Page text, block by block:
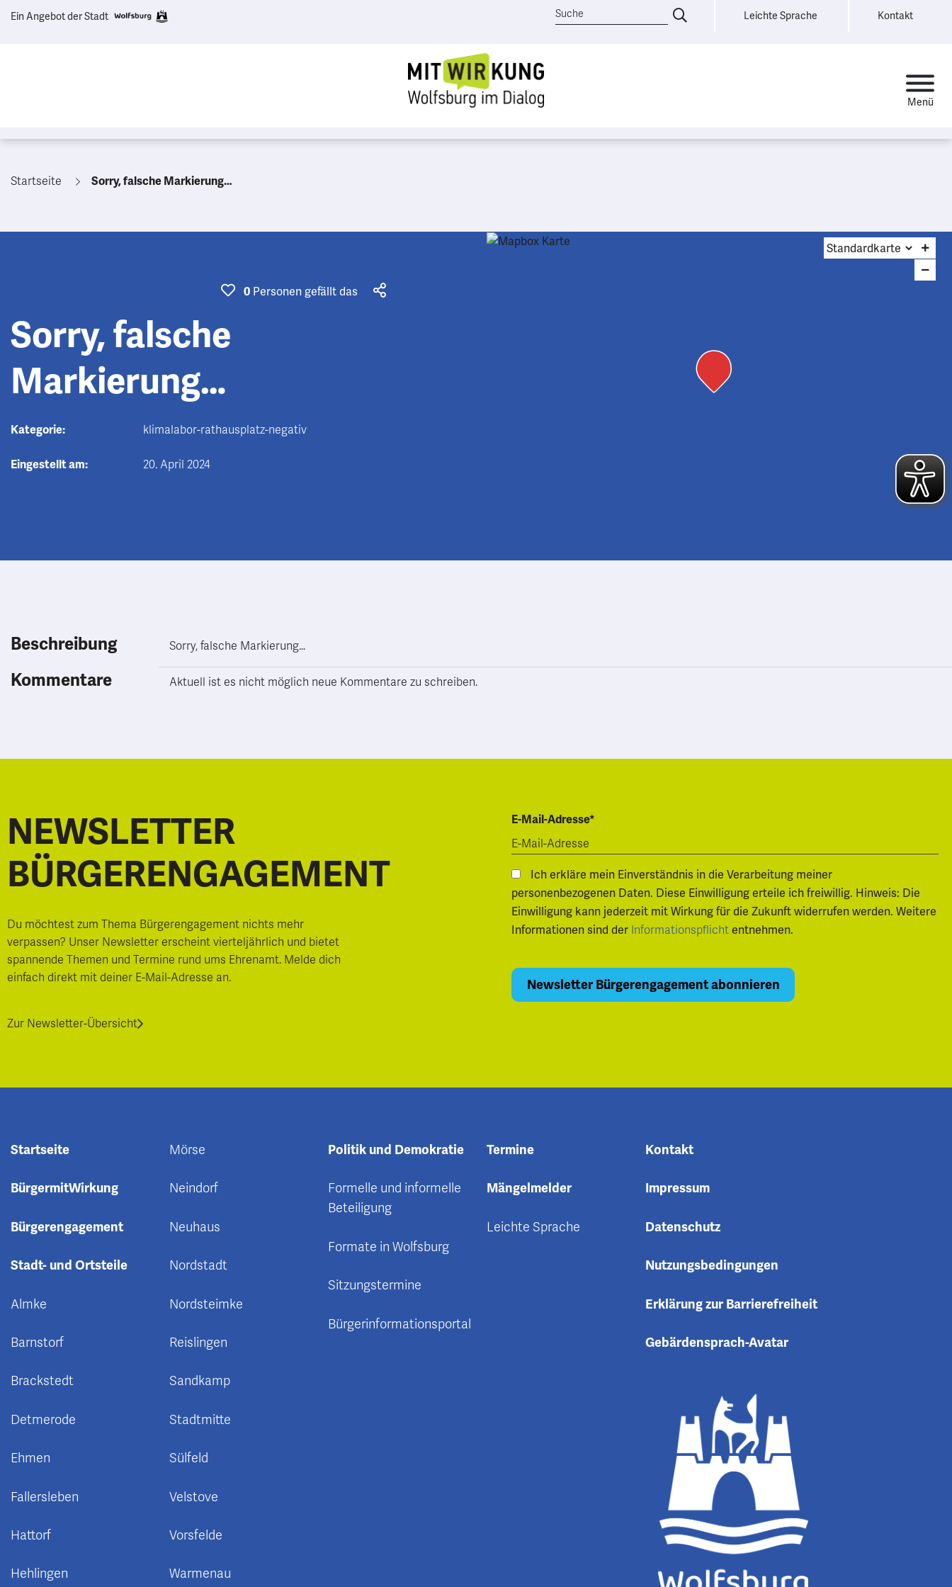
Ein Angebot der Stadt Leichte Sprache Kontakt
Startseite Sorry, falsche Markierung…
0 Personen gefällt das
Sorry, falsche
Markierung…
Kategorie: klimalabor-rathausplatz-negativ
Eingestellt am: 20. April 2024
Beschreibung Sorry, falsche Markierung…
Kommentare Aktuell ist es nicht möglich neue Kommentare zu schreiben.
NEWSLETTER
BÜRGERENGAGEMENT
Du möchtest zum Thema Bürgerengagement nichts mehr
verpassen? Unser Newsletter erscheint vierteljährlich und bietet
spannende Themen und Termine rund ums Ehrenamt. Melde dich
einfach direkt mit deiner E-Mail-Adresse an.
Zur Newsletter-Übersicht
E-Mail-Adresse*
Ich erkläre mein Einverständnis in die Verarbeitung meiner
personenbezogenen Daten. Diese Einwilligung erteile ich freiwillig. Hinweis: Die
Einwilligung kann jederzeit mit Wirkung für die Zukunft widerrufen werden. Weitere
Informationen sind der Informationspflicht entnehmen.
Startseite
BürgermitWirkung
Bürgerengagement
Stadt- und Ortsteile
Almke
Barnstorf
Brackstedt
Detmerode
Ehmen
Fallersleben
Hattorf
Hehlingen
Mörse
Neindorf
Neuhaus
Nordstadt
Nordsteimke
Reislingen
Sandkamp
Stadtmitte
Sülfeld
Velstove
Vorsfelde
Warmenau
Politik und Demokratie
Formelle und informelle
Beteiligung
Formate in Wolfsburg
Sitzungstermine
Bürgerinformationsportal
Termine
Mängelmelder
Leichte Sprache
Kontakt
Impressum
Datenschutz
Nutzungsbedingungen
Erklärung zur Barrierefreiheit
Gebärdensprach-Avatar